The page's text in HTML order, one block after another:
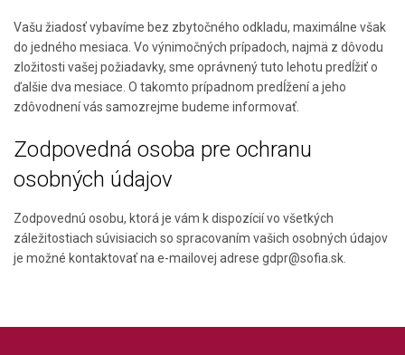
Vašu žiadosť vybavíme bez zbytočného odkladu, maximálne však
do jedného mesiaca. Vo výnimočných prípadoch, najmä z dôvodu
zložitosti vašej požiadavky, sme oprávnený tuto lehotu predĺžiť o
ďalšie dva mesiace. O takomto prípadnom predĺžení a jeho
zdôvodnení vás samozrejme budeme informovať.
Zodpovedná osoba pre ochranu
osobných údajov
Zodpovednú osobu, ktorá je vám k dispozícií vo všetkých
záležitostiach súvisiacich so spracovaním vašich osobných údajov
je možné kontaktovať na e-mailovej adrese gdpr@sofia.sk.